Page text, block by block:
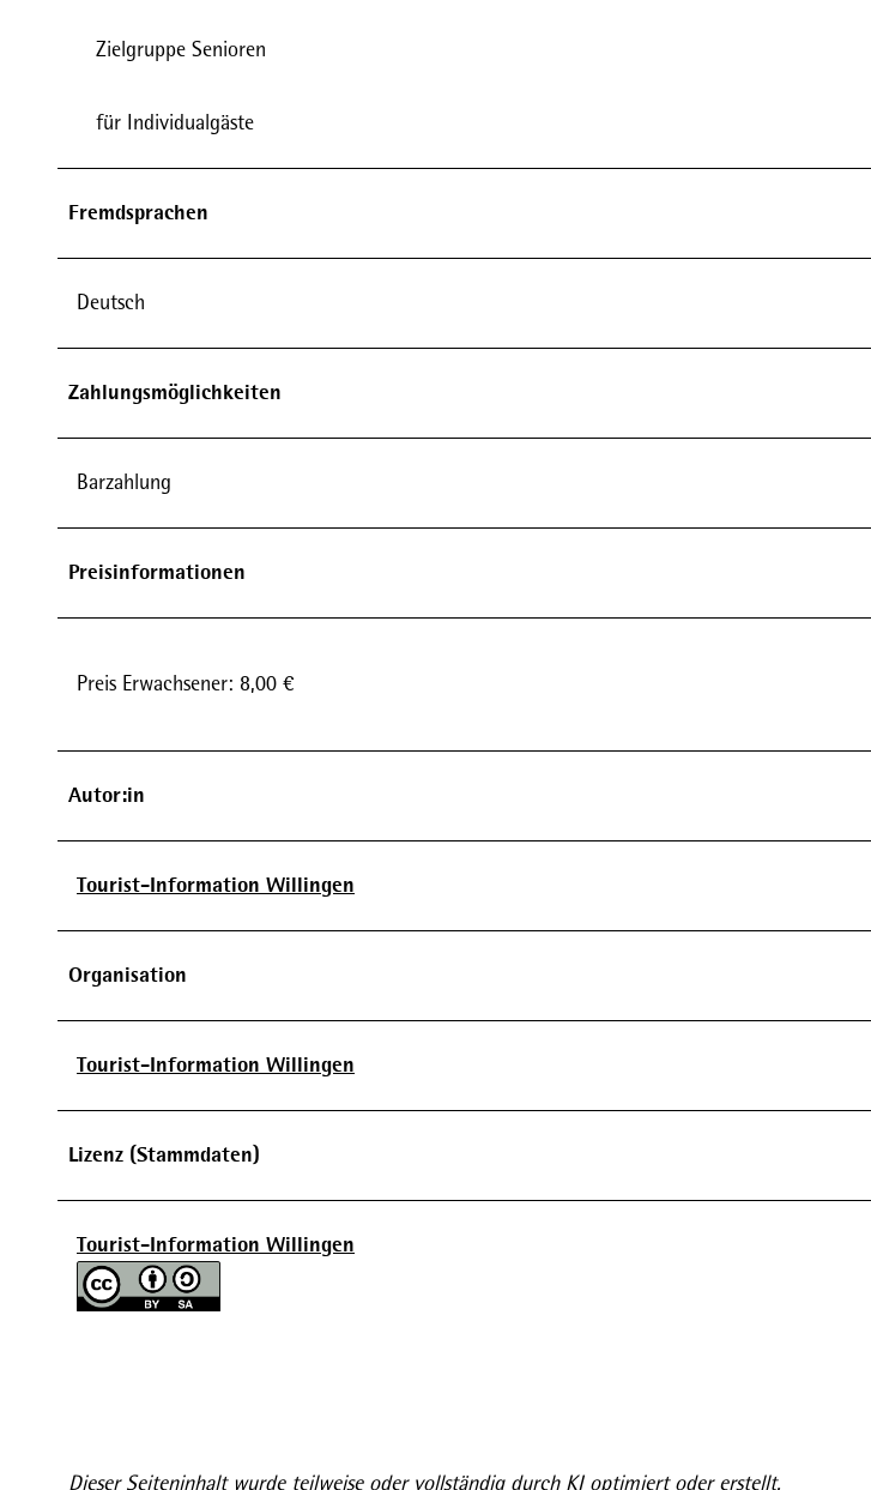
Zielgruppe Senioren
für Individualgäste
Fremdsprachen
Deutsch
Zahlungsmöglichkeiten
Barzahlung
Preisinformationen
Preis Erwachsener: 8,00 €
Autor:in
Tourist-Information Willingen
Organisation
Tourist-Information Willingen
Lizenz (Stammdaten)
Tourist-Information Willingen
Dieser Seiteninhalt wurde teilweise oder vollständig durch KI optimiert oder erstellt.